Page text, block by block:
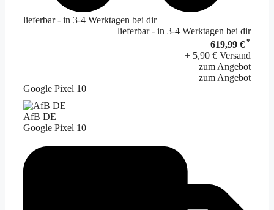
lieferbar - in 3-4 Werktagen bei dir
lieferbar - in 3-4 Werktagen bei dir
619,99 € *
+ 5,90 € Versand
zum Angebot
zum Angebot
Google Pixel 10
AfB DE
Google Pixel 10